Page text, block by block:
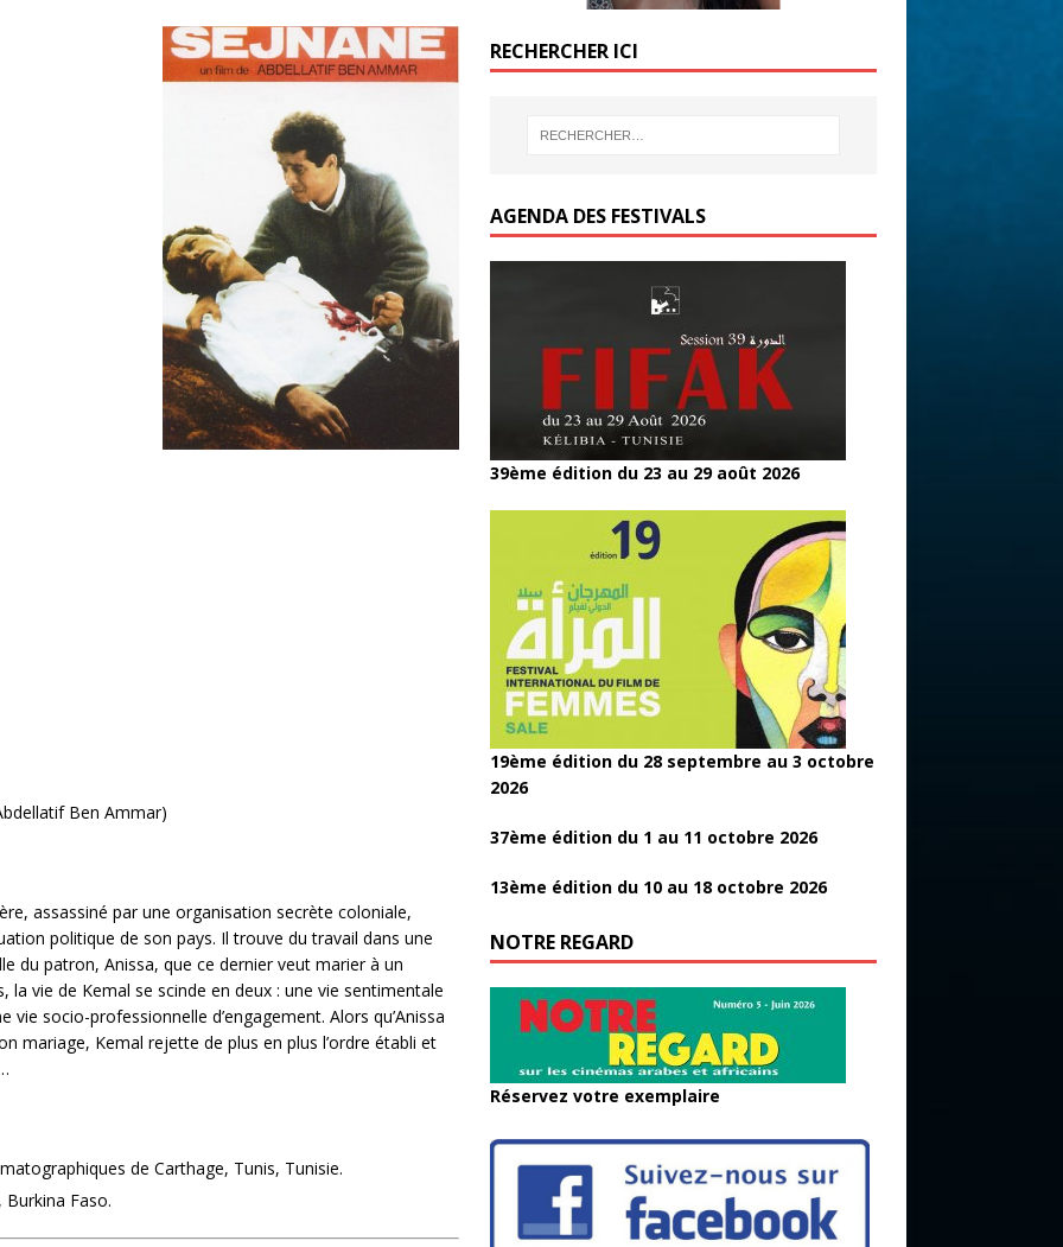
Ben Ammar)
assassiné par une organisation secrète coloniale,
politique de son pays. Il trouve du travail dans une
du patron, Anissa, que ce dernier veut marier à un
la vie de Kemal se scinde en deux : une vie sentimentale
socio-professionnelle d’engagement. Alors qu’Anissa
mariage, Kemal rejette de plus en plus l’ordre établi et
de Carthage, Tunis, Tunisie.
Burkina Faso.
RECHERCHER ICI
AGENDA DES FESTIVALS
39ème édition du 23 au 29 août 2026
19ème édition du 28 septembre au 3 octobre
2026
NOTRE REGARD
Réservez votre exemplaire